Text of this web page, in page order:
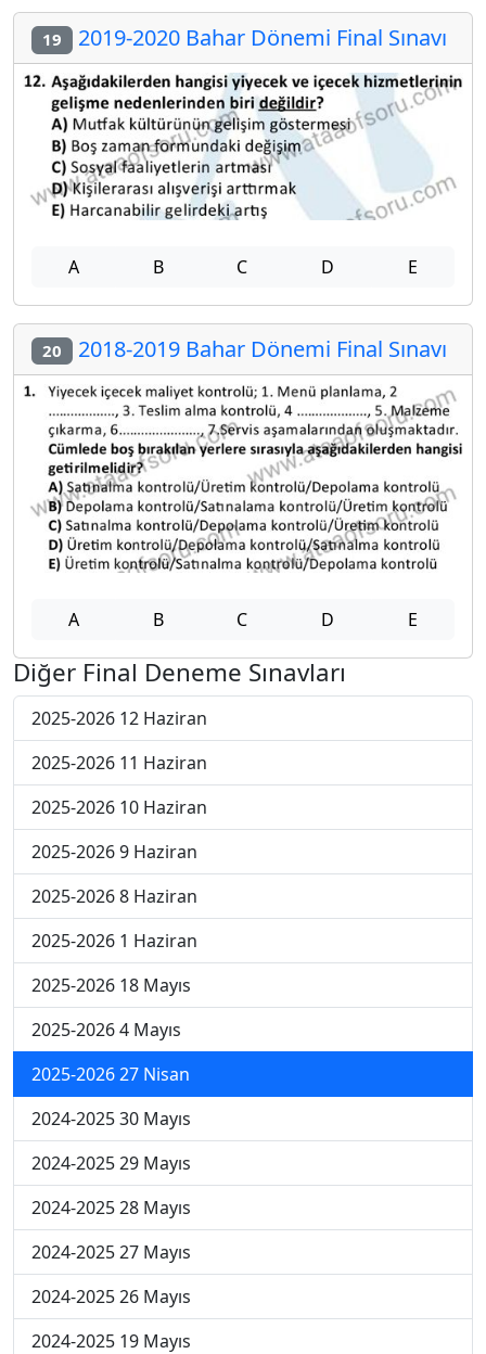
19 2019-2020 Bahar Dönemi Final Sınavı
A B C D E
20 2018-2019 Bahar Dönemi Final Sınavı
A B C D E
Diğer Final Deneme Sınavları
2025-2026 12 Haziran
2025-2026 11 Haziran
2025-2026 10 Haziran
2025-2026 9 Haziran
2025-2026 8 Haziran
2025-2026 1 Haziran
2025-2026 18 Mayıs
2025-2026 4 Mayıs
2025-2026 27 Nisan
2024-2025 30 Mayıs
2024-2025 29 Mayıs
2024-2025 28 Mayıs
2024-2025 27 Mayıs
2024-2025 26 Mayıs
2024-2025 19 Mayıs